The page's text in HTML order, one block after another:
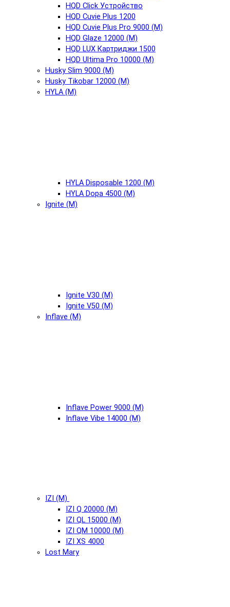
HQD Click Устройство
HQD Cuvie Plus 1200
HQD Cuvie Plus Pro 9000 (М)
HQD Glaze 12000 (М)
HQD LUX Картриджи 1500
HQD Ultima Pro 10000 (М)
Husky Slim 9000 (М)
Husky Tikobar 12000 (М)
HYLA (М)
HYLA Disposable 1200 (М)
HYLA Dopa 4500 (М)
Ignite (М)
Ignite V30 (М)
Ignite V50 (М)
Inflave (М)
Inflave Power 9000 (М)
Inflave Vibe 14000 (М)
IZI (М)
IZI Q 20000 (М)
IZI QL 15000 (М)
IZI QM 10000 (М)
IZI XS 4000
Lost Mary